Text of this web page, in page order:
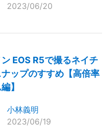
2023/06/20
EOS R5で撮るネイチ
ナップのすすめ【高倍率
】
小林義明
2023/06/19